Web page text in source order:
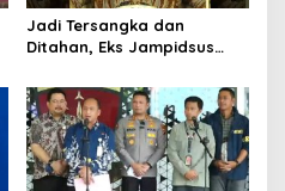
Jadi Tersangka dan
Ditahan, Eks Jampidsus
Kriminalisasi